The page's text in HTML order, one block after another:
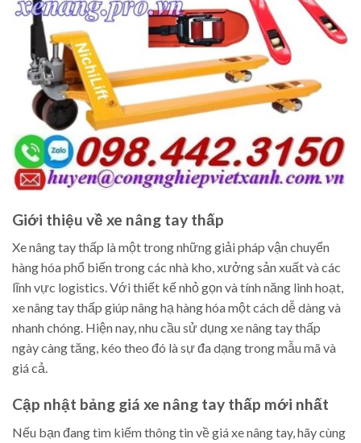
Giới thiệu về xe nâng tay thấp
Xe nâng tay thấp là một trong những giải pháp vận chuyển
hàng hóa phổ biến trong các nhà kho, xưởng sản xuất và các
lĩnh vực logistics. Với thiết kế nhỏ gọn và tính năng linh hoạt,
xe nâng tay thấp giúp nâng hạ hàng hóa một cách dễ dàng và
nhanh chóng. Hiện nay, nhu cầu sử dụng xe nâng tay thấp
ngày càng tăng, kéo theo đó là sự đa dạng trong mẫu mã và
giá cả.
Cập nhật bảng giá xe nâng tay thấp mới nhất
Nếu bạn đang tìm kiếm thông tin về giá xe nâng tay, hãy cùng